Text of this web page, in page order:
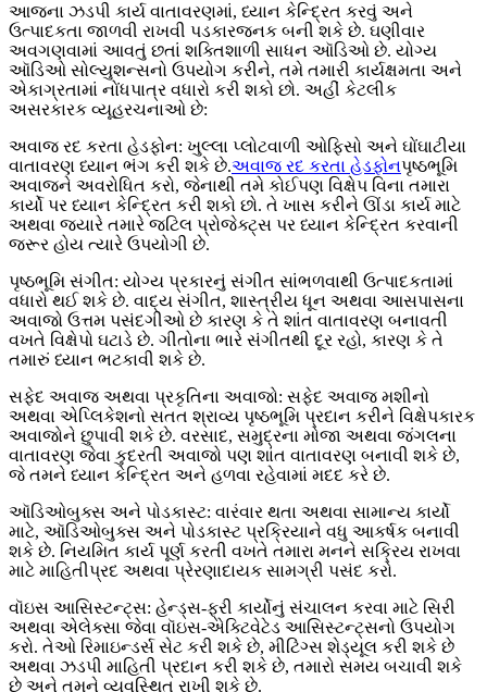
આજના ઝડપી કાર્ય વાતાવરણમાં, ધ્યાન કેન્દ્રિત કરવું અને
ઉત્પાદકતા જાળવી રાખવી પડકારજનક બની શકે છે. ઘણીવાર
અવગણવામાં આવતું છતાં શક્તિશાળી સાધન ઑડિઓ છે. યોગ્ય
ઑડિઓ સોલ્યુશન્સનો ઉપયોગ કરીને, તમે તમારી કાર્યક્ષમતા અને
એકાગ્રતામાં નોંધપાત્ર વધારો કરી શકો છો. અહીં કેટલીક
અસરકારક વ્યૂહરચનાઓ છે:
અવાજ રદ કરતા હેડફોન: ખુલ્લા પ્લોટવાળી ઓફિસો અને ઘોંઘાટીયા
વાતાવરણ ધ્યાન ભંગ કરી શકે છે.અવાજ રદ કરતા હેડફોનપૃષ્ઠભૂમિ
અવાજને અવરોધિત કરો, જેનાથી તમે કોઈપણ વિક્ષેપ વિના તમારા
કાર્યો પર ધ્યાન કેન્દ્રિત કરી શકો છો. તે ખાસ કરીને ઊંડા કાર્ય માટે
અથવા જ્યારે તમારે જટિલ પ્રોજેક્ટ્સ પર ધ્યાન કેન્દ્રિત કરવાની
જરૂર હોય ત્યારે ઉપયોગી છે.
પૃષ્ઠભૂમિ સંગીત: યોગ્ય પ્રકારનું સંગીત સાંભળવાથી ઉત્પાદકતામાં
વધારો થઈ શકે છે. વાદ્ય સંગીત, શાસ્ત્રીય ધૂન અથવા આસપાસના
અવાજો ઉત્તમ પસંદગીઓ છે કારણ કે તે શાંત વાતાવરણ બનાવતી
વખતે વિક્ષેપો ઘટાડે છે. ગીતોના ભારે સંગીતથી દૂર રહો, કારણ કે તે
તમારું ધ્યાન ભટકાવી શકે છે.
સફેદ અવાજ અથવા પ્રકૃતિના અવાજો: સફેદ અવાજ મશીનો
અથવા એપ્લિકેશનો સતત શ્રાવ્ય પૃષ્ઠભૂમિ પ્રદાન કરીને વિક્ષેપકારક
અવાજોને છુપાવી શકે છે. વરસાદ, સમુદ્રના મોજા અથવા જંગલના
વાતાવરણ જેવા કુદરતી અવાજો પણ શાંત વાતાવરણ બનાવી શકે છે,
જે તમને ધ્યાન કેન્દ્રિત અને હળવા રહેવામાં મદદ કરે છે.
ઑડિઓબુક્સ અને પોડકાસ્ટ: વારંવાર થતા અથવા સામાન્ય કાર્યો
માટે, ઑડિઓબુક્સ અને પોડકાસ્ટ પ્રક્રિયાને વધુ આકર્ષક બનાવી
શકે છે. નિયમિત કાર્ય પૂર્ણ કરતી વખતે તમારા મનને સક્રિય રાખવા
માટે માહિતીપ્રદ અથવા પ્રેરણાદાયક સામગ્રી પસંદ કરો.
વૉઇસ આસિસ્ટન્ટ્સ: હેન્ડ્સ-ફ્રી કાર્યોનું સંચાલન કરવા માટે સિરી
અથવા એલેક્સા જેવા વૉઇસ-એક્ટિવેટેડ આસિસ્ટન્ટ્સનો ઉપયોગ
કરો. તેઓ રિમાઇન્ડર્સ સેટ કરી શકે છે, મીટિંગ્સ શેડ્યૂલ કરી શકે છે
અથવા ઝડપી માહિતી પ્રદાન કરી શકે છે, તમારો સમય બચાવી શકે
છે અને તમને વ્યવસ્થિત રાખી શકે છે.